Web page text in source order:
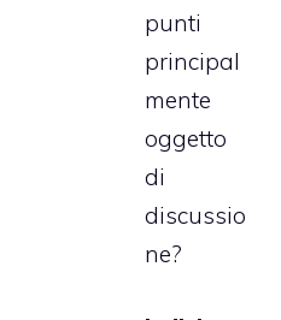
punti
principal
mente
oggetto
di
discussio
ne?